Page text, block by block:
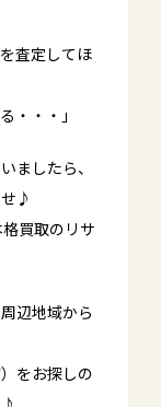
査定してほ
・・・」
ましたら、
♪
買取のリサ
辺地域から
をお探しの